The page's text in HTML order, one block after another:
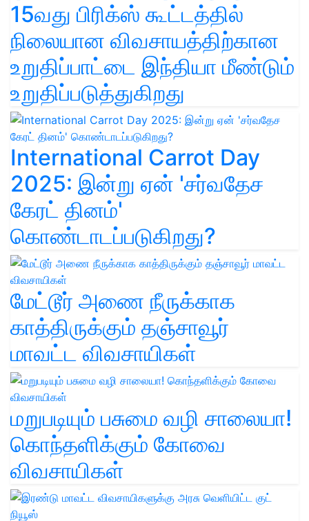
15வது பிரிக்ஸ் கூட்டத்தில்
நிலையான விவசாயத்திற்கான
உறுதிப்பாட்டை இந்தியா மீண்டும்
உறுதிப்படுத்துகிறது
International Carrot Day
2025: இன்று ஏன் 'சர்வதேச
கேரட் தினம்'
கொண்டாடப்படுகிறது?
மேட்டூர் அணை நீருக்காக
காத்திருக்கும் தஞ்சாவூர்
மாவட்ட விவசாயிகள்
மறுபடியும் பசுமை வழி சாலையா!
கொந்தளிக்கும் கோவை
விவசாயிகள்